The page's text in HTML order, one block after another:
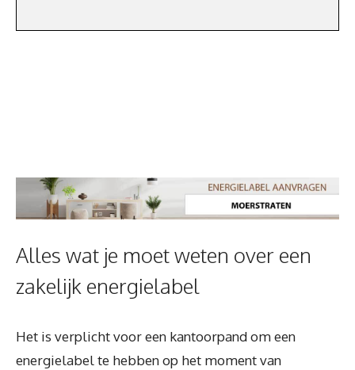
Alles wat je moet weten over een
zakelijk energielabel
Het is verplicht voor een kantoorpand om een
energielabel te hebben op het moment van